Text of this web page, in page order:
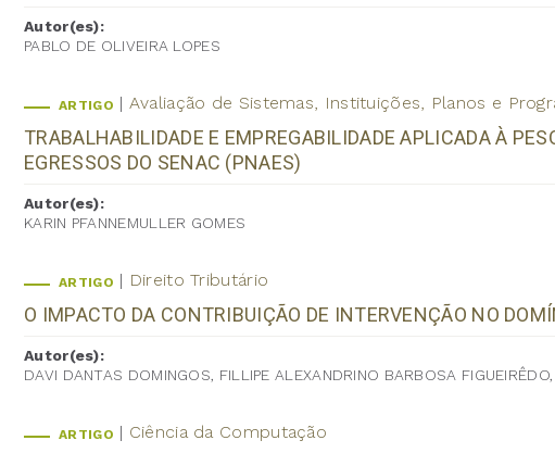
Autor(es):
PABLO DE OLIVEIRA LOPES
ARTIGO Avaliação de Sistemas, Instituições, Planos e
TRABALHABILIDADE E EMPREGABILIDADE APLICADA À
EGRESSOS DO SENAC (PNAES)
Autor(es):
KARIN PFANNEMULLER GOMES
ARTIGO Direito Tributário
O IMPACTO DA CONTRIBUIÇÃO DE INTERVENÇÃO NO
Autor(es):
DAVI DANTAS DOMINGOS, FILLIPE ALEXANDRINO BARBOSA
ARTIGO Ciência da Computação